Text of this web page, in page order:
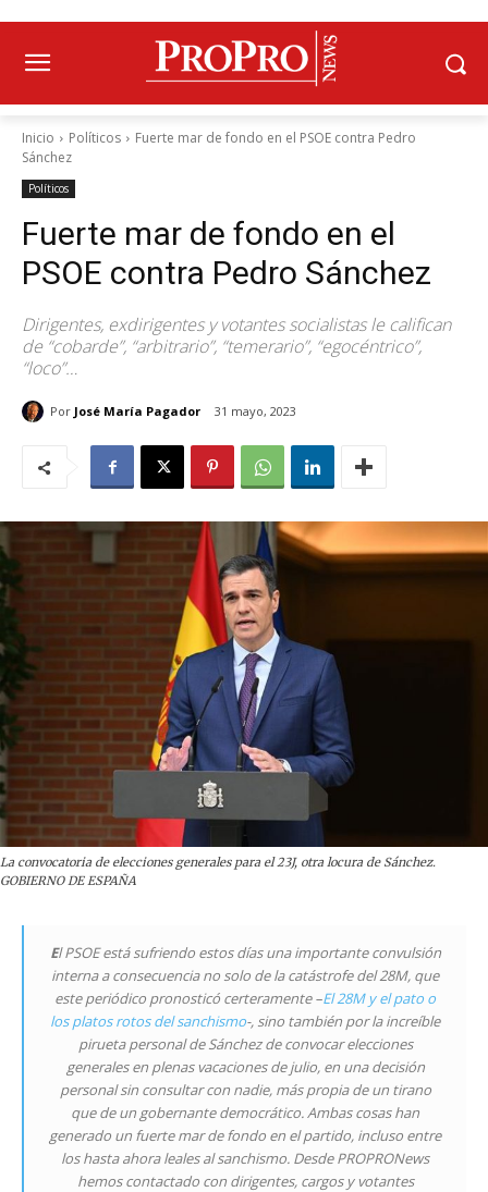
Inicio Políticos
Fuerte mar de fondo en el PSOE contra Pedro
Sánchez
Políticos
Fuerte mar de fondo en el
PSOE contra Pedro Sánchez
Dirigentes, exdirigentes y votantes socialistas le califican
de “cobarde”, “arbitrario”, “temerario”, “egocéntrico”,
“loco”…
Por José María Pagador 31 mayo, 2023
La convocatoria de elecciones generales para el 23J, otra locura de Sánchez.
GOBIERNO DE ESPAÑA
El PSOE está sufriendo estos días una importante convulsión
interna a consecuencia no solo de la catástrofe del 28M, que
este periódico pronosticó certeramente –El 28M y el pato o
los platos rotos del sanchismo-, sino también por la increíble
pirueta personal de Sánchez de convocar elecciones
generales en plenas vacaciones de julio, en una decisión
personal sin consultar con nadie, más propia de un tirano
que de un gobernante democrático. Ambas cosas han
generado un fuerte mar de fondo en el partido, incluso entre
los hasta ahora leales al sanchismo. Desde PROPRONews
hemos contactado con dirigentes, cargos y votantes